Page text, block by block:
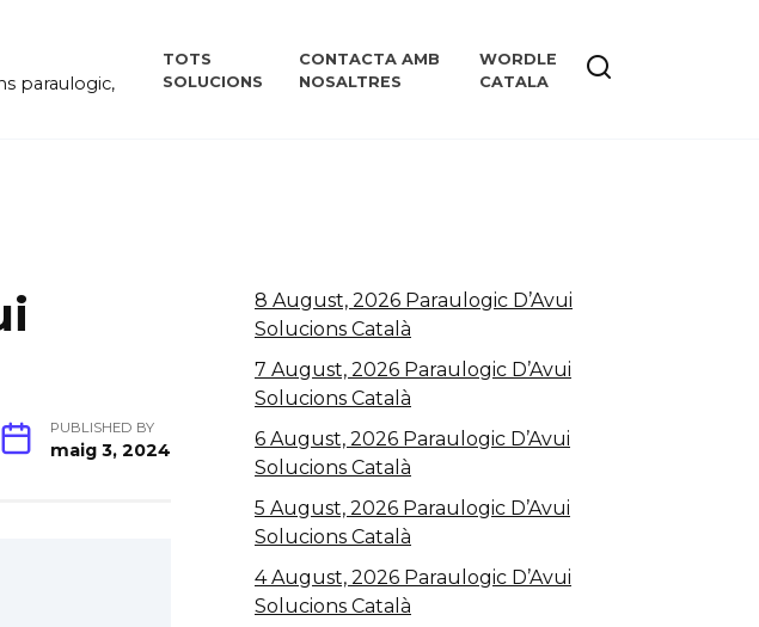
paraulogic,
TOTS
SOLUCIONS
CONTACTA AMB
NOSALTRES
WORDLE
CATALA
PUBLISHED BY
maig 3, 2024
8 August, 2026 Paraulogic D’Avui
Solucions Català
7 August, 2026 Paraulogic D’Avui
Solucions Català
6 August, 2026 Paraulogic D’Avui
Solucions Català
5 August, 2026 Paraulogic D’Avui
Solucions Català
4 August, 2026 Paraulogic D’Avui
Solucions Català